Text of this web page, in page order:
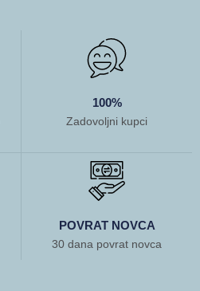
100%
Zadovoljni kupci
POVRAT NOVCA
30 dana povrat novca